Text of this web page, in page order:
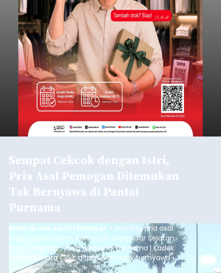
Sempat Cekcok dengan Istri,
Pria Asal Pemogan Ditemukan
Tak Bernyawa di Pantai
Purnama
balitribune.co.id I Gianyar - Seorang pria asal
Lingkungan Dalem, Pemogan, Denpasar Selatan,
Kota Denpasar, yang diketahui bernama I Kadek
Dedi Wiranata (35), ditemukan tidak bernyawa di
pesisir Pantai Purnama, Sukawati.